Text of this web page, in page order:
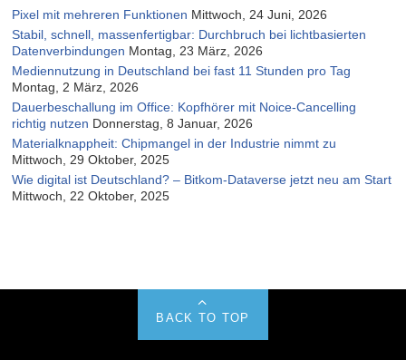
Pixel mit mehreren Funktionen Mittwoch, 24 Juni, 2026
Stabil, schnell, massenfertigbar: Durchbruch bei lichtbasierten
Datenverbindungen Montag, 23 März, 2026
Mediennutzung in Deutschland bei fast 11 Stunden pro Tag
Montag, 2 März, 2026
Dauerbeschallung im Office: Kopfhörer mit Noice-Cancelling
richtig nutzen Donnerstag, 8 Januar, 2026
Materialknappheit: Chipmangel in der Industrie nimmt zu
Mittwoch, 29 Oktober, 2025
Wie digital ist Deutschland? – Bitkom-Dataverse jetzt neu am Start
Mittwoch, 22 Oktober, 2025
BACK TO TOP